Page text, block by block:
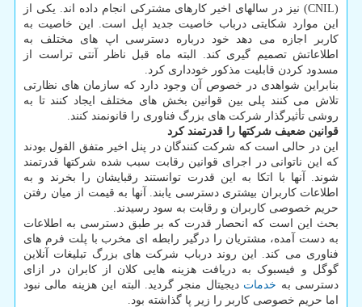
(CNIL) نیز در سالهای اخیر کارهای مشترکی انجام داده اند. یکی از
این موارد شکایتی درباب خاصیت جدید اپل است. این خاصیت به
کاربر اجازه می دهد خود درباره دسترسی اپ های مختلف به
اطلاعاتش تصمیم گیری کند. البته ماه قبل ناظر آنتی تراست از
مسدود کردن قابلیت مذکور خودداری کرد.
بنابراین شواهدی در خصوص آن وجود دارد که سازمان های نظارتی
تلاش می کنند پلی بین قوانین بخش های مختلف ایجاد کنند تا به
روشی تأثیرگذار شرکت های بزرگ فناوری را قانونمند کنند.
قوانین ضعیف شرکتها را قدرتمند کرد
این در حالی است که شرکت کنندگان در پنل اخیر متفق القول بودند
که این ناتوانی در اجرای قوانین رقابت سبب شده شرکتها قدرتمند
شوند. آنها با اتکا به این قدرت توانستند رقبایشان را بخرند و به
اطلاعات کاربران بیشتری دسترسی یابند. آنها به قیمت از میان رفتن
حریم خصوصی کاربران و رقابت به سود رسیدند.
بحث این است که انحصار قدرت که بر طبق دسترسی به اطلاعات
به دست آمده، مشتریان را درگیر رابطه ای مخرب با پلت فرم های
فناوری می کند. این روند درباب شرکت های بزرگ تبلیغات آنلاین
گوگل و فیسبوک به دریافت هزینه هایی کلان از کابران در ازای
دسترسی به خدمات دیجیتال منجر گردید. البته این هزینه مالی نبود
اما حریم خصوصی کاربر را زیر پا گذاشته بود.